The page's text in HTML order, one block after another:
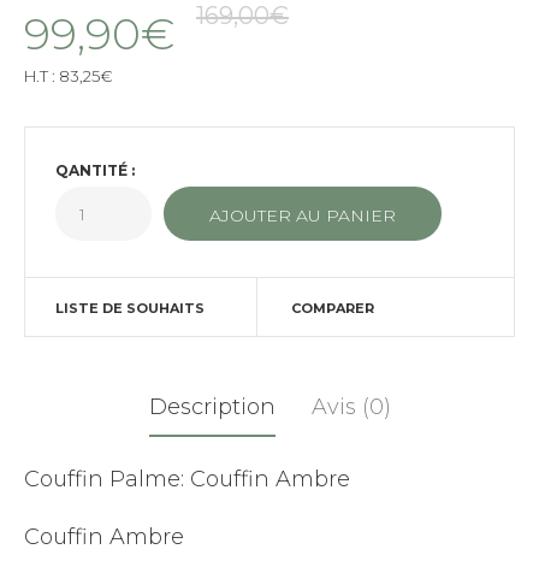
99,90€ 169,00€
H.T : 83,25€
QANTITÉ :
LISTE DE SOUHAITS COMPARER
Description Avis (0)
Couffin Palme: Couffin Ambre
Couffin Ambre